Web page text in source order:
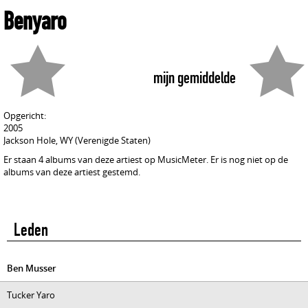
Benyaro
mijn gemiddelde
Opgericht:
2005
Jackson Hole, WY (Verenigde Staten)
Er staan 4 albums van deze artiest op MusicMeter. Er is nog niet op de
albums van deze artiest gestemd.
Leden
Ben Musser
Tucker Yaro